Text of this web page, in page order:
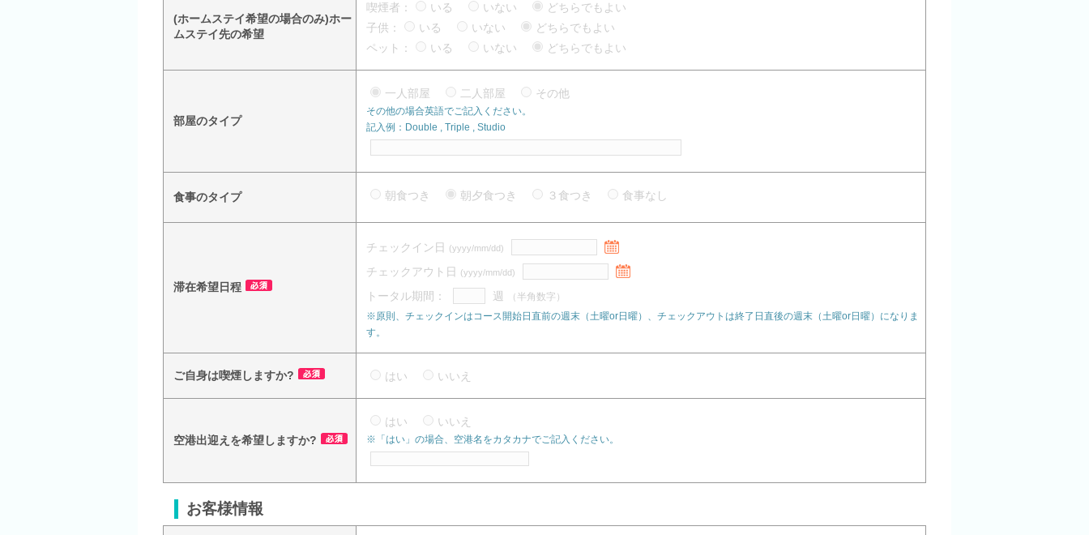
(ホームステイ希望の場合のみ)ホー
ムステイ先の希望
喫煙者： いる いない
どちらでもよい
子供：
いる いない
どちらでもよい
ペット：
いる いない どちらでもよい
部屋のタイプ
一人部屋 二人部屋 その他
その他の場合英語でご記入ください。
記入例：Double , Triple , Studio
食事のタイプ 朝食つき 朝夕食つき ３食つき 食事なし
滞在希望日程
チェックイン日 (yyyy/mm/dd)
チェックアウト日 (yyyy/mm/dd)
トータル期間： 週
（半角数字）
※原則、チェックインはコース開始日直前の週末（土曜or日曜）、チェックアウトは終了日直後の週末（土曜or日曜）になりま
す。
ご自身は喫煙しますか? はい いいえ
空港出迎えを希望しますか?
はい いいえ
※「はい」の場合、空港名をカタカナでご記入ください。
お客様情報